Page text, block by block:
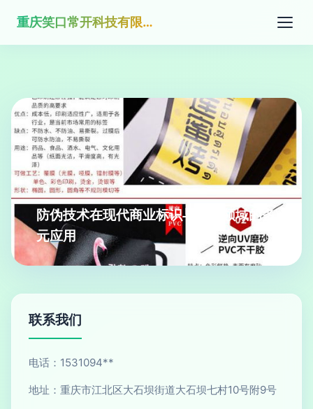
重庆笑口常开科技有限公司
防伪技术在现代商业标识与印刷领域的多
元应用
联系我们
电话：1531094**
地址：重庆市江北区大石坝街道大石坝七村10号附9号